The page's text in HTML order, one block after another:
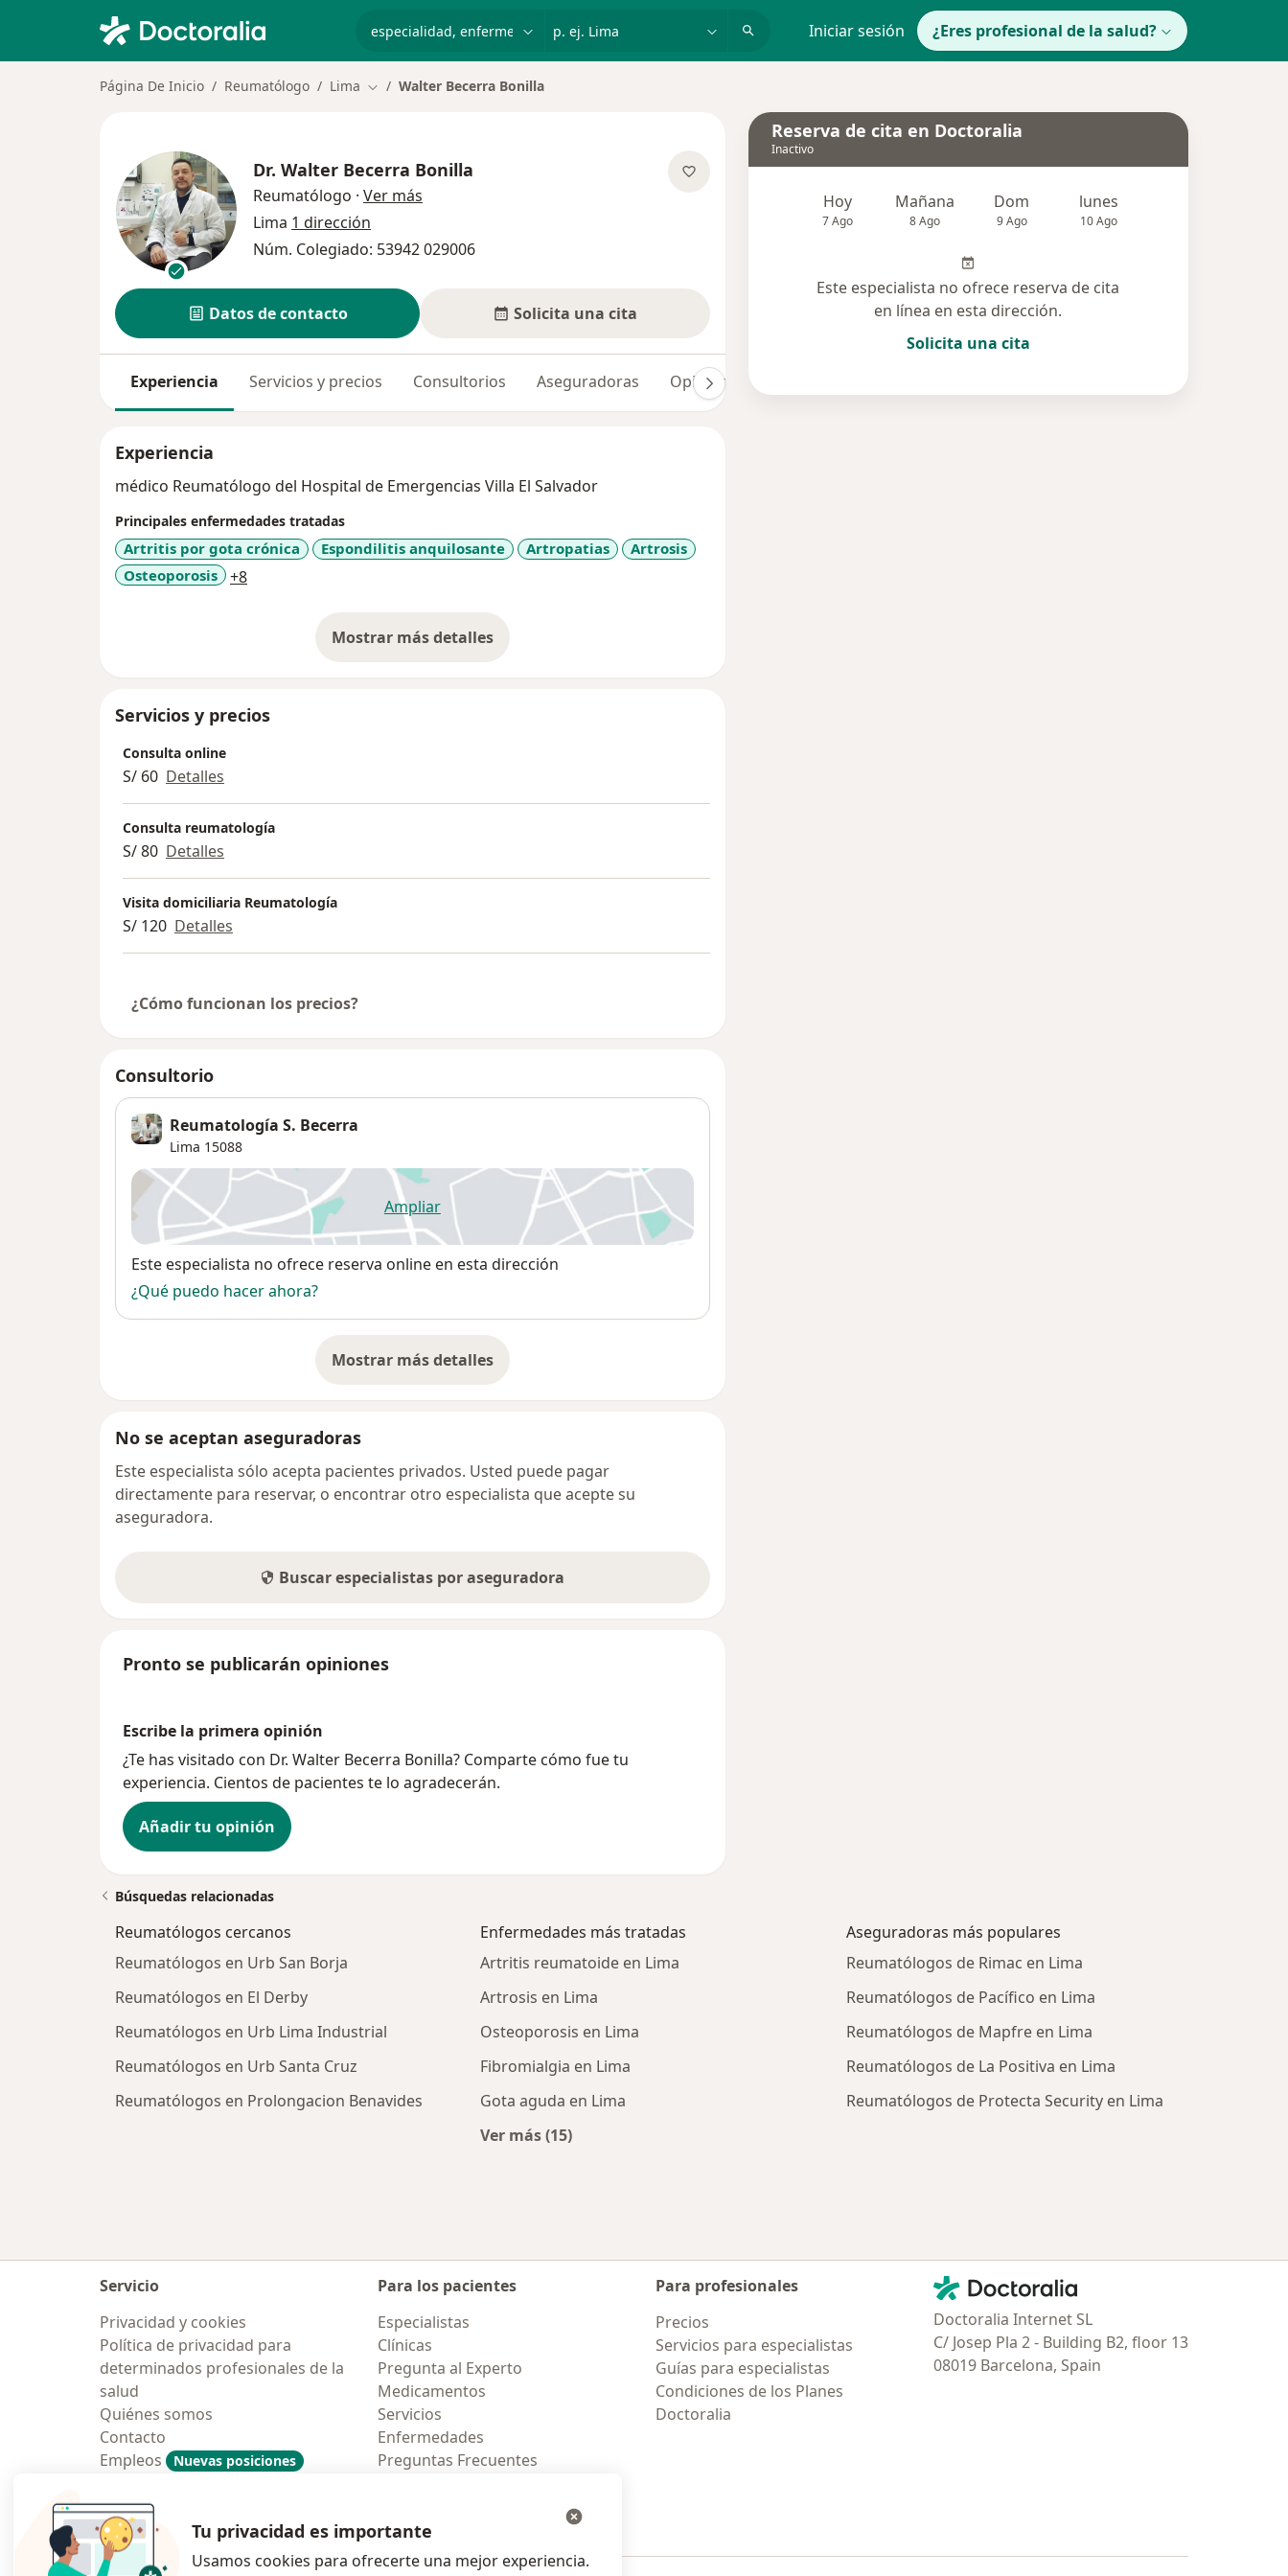
Iniciar sesión ¿Eres profesional de la salud?
Página De Inicio Reumatólogo Lima Cambiar de ciudad
Walter Becerra Bonilla
Dr. Walter Becerra Bonilla
Reumatólogo · Ver más
Lima 1 dirección
Núm. Colegiado: 53942 029006
Datos de contacto Solicita una cita
Experiencia Servicios y precios Consultorios Aseguradoras Opiniones
Experiencia
médico Reumatólogo del Hospital de Emergencias Villa El Salvador
Principales enfermedades tratadas
Artritis por gota crónica Espondilitis anquilosante Artropatias
Artrosis
Osteoporosis
+8a11y_sr_more_diseases
Mostrar más detalles
sobre la experiencia
Servicios y precios
Consulta online
S/ 60 Detalles
Consulta reumatología
S/ 80 Detalles
Visita domiciliaria Reumatología
S/ 120 Detalles
¿Cómo funcionan los precios?
Consultorio
Reumatología S. Becerra
Lima 15088
Ampliarse abre en una nueva pestaña
Disponibilidad
Este especialista no ofrece reserva online en esta dirección
¿Qué puedo hacer ahora?
Mostrar más detalles
sobre la dirección
No se aceptan aseguradoras
Este especialista sólo acepta pacientes privados. Usted puede pagar
directamente para reservar, o encontrar otro especialista que acepte su
aseguradora.
Buscar especialistas por aseguradora
Pronto se publicarán opiniones
Escribe la primera opinión
¿Te has visitado con Dr. Walter Becerra Bonilla? Comparte cómo fue tu
experiencia. Cientos de pacientes te lo agradecerán.
Añadir tu opinión
Reserva de cita en Doctoralia
Inactivo
Hoy
7 Ago
Mañana
8 Ago
Dom
9 Ago
lunes
10 Ago
Este especialista no ofrece reserva de cita
en línea en esta dirección.
Solicita una cita
Búsquedas relacionadas
Reumatólogos cercanos
Reumatólogos en Urb San Borja
Reumatólogos en El Derby
Reumatólogos en Urb Lima Industrial
Reumatólogos en Urb Santa Cruz
Reumatólogos en Prolongacion Benavides
Enfermedades más tratadas
Artritis reumatoide en Lima
Artrosis en Lima
Osteoporosis en Lima
Fibromialgia en Lima
Gota aguda en Lima
Ver más (15)
Aseguradoras más populares
Reumatólogos de Rimac en Lima
Reumatólogos de Pacífico en Lima
Reumatólogos de Mapfre en Lima
Reumatólogos de La Positiva en Lima
Reumatólogos de Protecta Security en Lima
Servicio
Privacidad y cookies
Política de privacidad para
determinados profesionales de la
salud
Quiénes somos
Contacto
Empleos
Nuevas posiciones
Contratación
Para los pacientes
Especialistas
Clínicas
Pregunta al Experto
Medicamentos
Servicios
Enfermedades
Preguntas Frecuentes
Para profesionales
Precios
Servicios para especialistas
Guías para especialistas
Condiciones de los Planes
Doctoralia
Contacto
Doctoralia - Página de inicio
Doctoralia Internet SL
C/ Josep Pla 2 - Building B2, floor 13
08019 Barcelona, Spain
Tu privacidad es importante
Usamos cookies para ofrecerte una mejor experiencia.